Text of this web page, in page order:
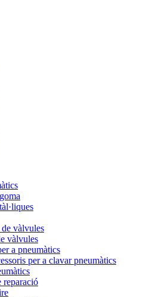
vàlvules
vàlvules
a pneumàtics
per a clavar pneumàtics
reparació